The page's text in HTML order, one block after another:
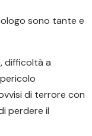
sono tante e
difficoltà a
di terrore con
perdere il